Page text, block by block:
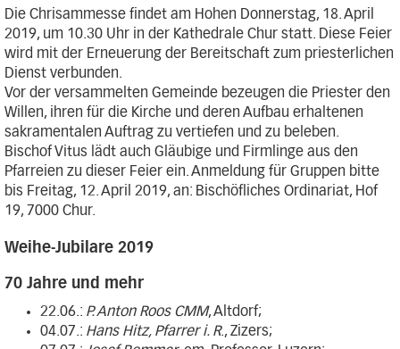
Die Chrisammesse findet am Hohen Donnerstag, 18. April
2019, um 10.30 Uhr in der Kathedrale Chur statt. Diese Feier
wird mit der Erneuerung der Bereitschaft zum priesterlichen
Dienst verbunden.
Vor der versammelten Gemeinde bezeugen die Priester den
Willen, ihren für die Kirche und deren Aufbau erhaltenen
sakramentalen Auftrag zu vertiefen und zu beleben.
Bischof Vitus lädt auch Gläubige und Firmlinge aus den
Pfarreien zu dieser Feier ein. Anmeldung für Gruppen bitte
bis Freitag, 12. April 2019, an: Bischöfliches Ordinariat, Hof
19, 7000 Chur.
Weihe-Jubilare 2019
70 Jahre und mehr
22.06.: P. Anton Roos CMM, Altdorf;
04.07.: Hans Hitz, Pfarrer i. R., Zizers;